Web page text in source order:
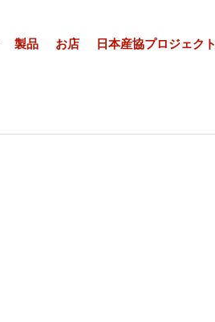
製品 お店 日本産協プロジェクト